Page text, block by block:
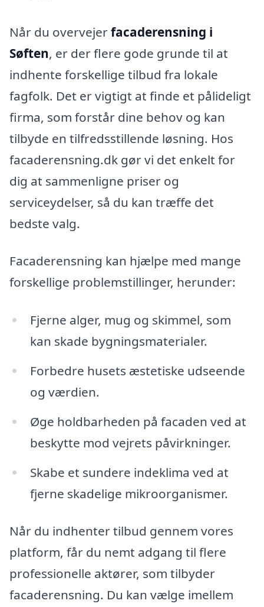
Når du overvejerfacaderensning i
Søften, er der flere gode grunde til at
indhente forskellige tilbud fra lokale
fagfolk. Det er vigtigt at finde et pålideligt
firma, som forstår dine behov og kan
tilbyde en tilfredsstillende løsning. Hos
facaderensning.dk gør vi det enkelt for
dig at sammenligne priser og
serviceydelser, så du kan træffe det
bedste valg.
Facaderensning kan hjælpe med mange
forskellige problemstillinger, herunder:
Fjerne alger, mug og skimmel, som
kan skade bygningsmaterialer.
Forbedre husets æstetiske udseende
og værdien.
Øge holdbarheden på facaden ved at
beskytte mod vejrets påvirkninger.
Skabe et sundere indeklima ved at
fjerne skadelige mikroorganismer.
Når du indhenter tilbud gennem vores
platform, får du nemt adgang til flere
professionelle aktører, som tilbyder
facaderensning. Du kan vælge imellem